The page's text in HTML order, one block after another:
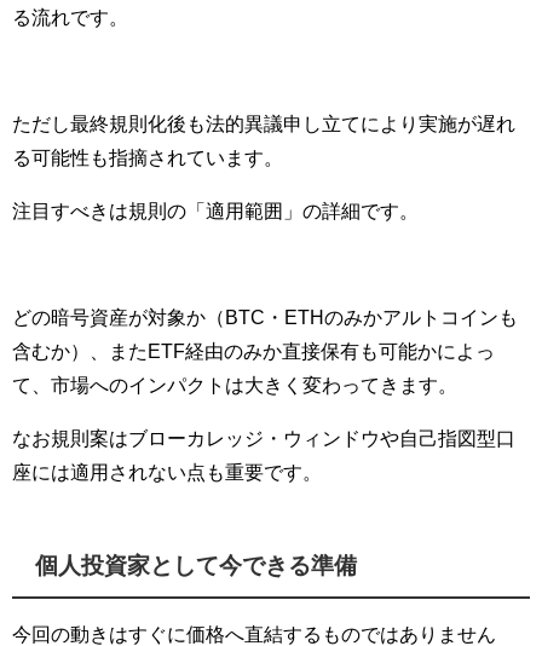
る流れです。
ただし最終規則化後も法的異議申し立てにより実施が遅れ
る可能性も指摘されています。
注目すべきは規則の「適用範囲」の詳細です。
どの暗号資産が対象か（BTC・ETHのみかアルトコインも
含むか）、またETF経由のみか直接保有も可能かによっ
て、市場へのインパクトは大きく変わってきます。
なお規則案はブローカレッジ・ウィンドウや自己指図型口
座には適用されない点も重要です。
個人投資家として今できる準備
今回の動きはすぐに価格へ直結するものではありません